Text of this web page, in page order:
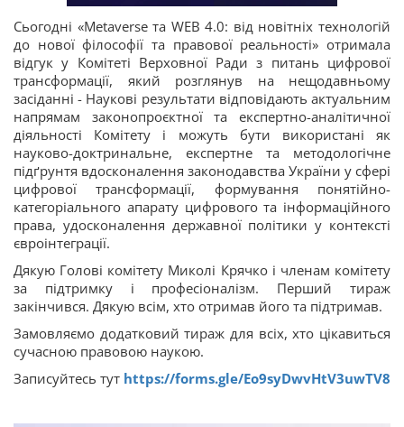
Сьогодні «Metaverse та WEB 4.0: від новітніх технологій
до нової філософії та правової реальності» отримала
відгук у Комітеті Верховної Ради з питань цифрової
трансформації, який розглянув на нещодавньому
засіданні - Наукові результати відповідають актуальним
напрямам законопроєктної та експертно-аналітичної
діяльності Комітету і можуть бути використані як
науково-доктринальне, експертне та методологічне
підґрунтя вдосконалення законодавства України у сфері
цифрової трансформації, формування понятійно-
категоріального апарату цифрового та інформаційного
права, удосконалення державної політики у контексті
євроінтеграції.
Дякую Голові комітету Миколі Крячко і членам комітету
за підтримку і професіоналізм. Перший тираж
закінчився. Дякую всім, хто отримав його та підтримав.
Замовляємо додатковий тираж для всіх, хто цікавиться
сучасною правовою наукою.
Записуйтесь тут https://forms.gle/Eo9syDwvHtV3uwTV8